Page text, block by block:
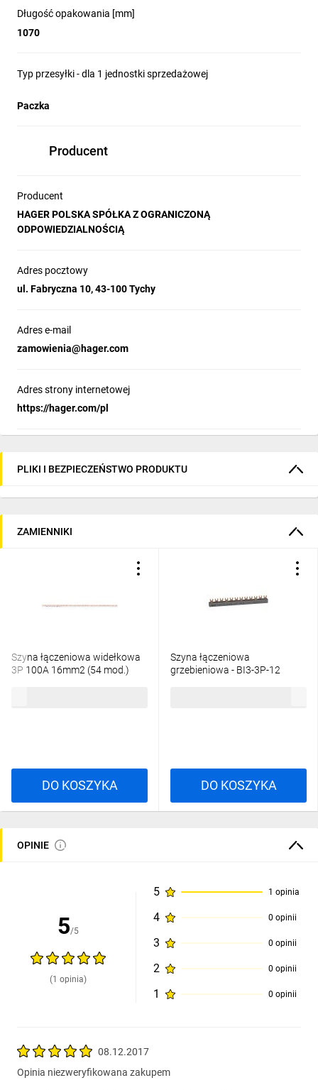
Długość opakowania [mm]
1070
Typ przesyłki - dla 1 jednostki sprzedażowej
Paczka
Producent
Producent
HAGER POLSKA SPÓŁKA Z OGRANICZONĄ
ODPOWIEDZIALNOŚCIĄ
Adres pocztowy
ul. Fabryczna 10, 43-100 Tychy
Adres e-mail
zamowienia@hager.com
Adres strony internetowej
https://hager.com/pl
PLIKI I BEZPIECZEŃSTWO PRODUKTU
ZAMIENNIKI
Szyna łączeniowa widełkowa
3P 100A 16mm2 (54 mod.)
DO KOSZYKA
Szyna łączeniowa
grzebieniowa - BI3-3P-12
DO KOSZYKA
OPINIE
5/5
(1 opinia)
5 1 opinia
4 0 opinii
3 0 opinii
2 0 opinii
1 0 opinii
08.12.2017
Opinia niezweryfikowana zakupem